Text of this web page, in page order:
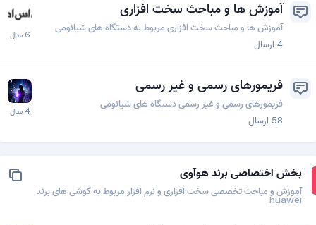
آموزش ها و مباحث سخت افزاری
آموزش ها و مباحث سخت افزاری مربوط به دستگاه های شیائومی
4 ارسال
فریمورهای رسمی و غیر رسمی
فریمورهای رسمی و غیر رسمی دستگاه های شیائومی
58
ارسال
بخش اختصاصی برند هوآوی
آموزش و مباحث تخصصی سخت افزاری و نرم افزار مربوط به گوشی های برند
huawei